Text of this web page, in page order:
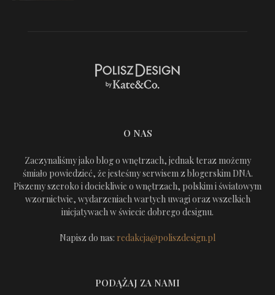
O NAS
Zaczynaliśmy jako blog o wnętrzach, jednak teraz możemy
śmiało powiedzieć, że jesteśmy serwisem z blogerskim DNA.
Piszemy szeroko i dociekliwie o wnętrzach, polskim i światowym
wzornictwie, wydarzeniach wartych uwagi oraz wszelkich
inicjatywach w świecie dobrego designu.
Napisz do nas: redakcja@poliszdesign.pl
PODĄŻAJ ZA NAMI